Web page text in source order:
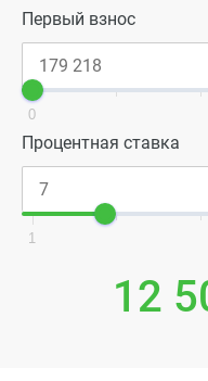
Первый взнос
0
Процентная ставка
1
12